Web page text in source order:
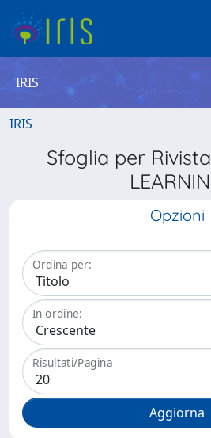
IRIS
IRIS
Sfoglia per
Opzioni
Ordina per:
In ordine:
Risultati/Pagina